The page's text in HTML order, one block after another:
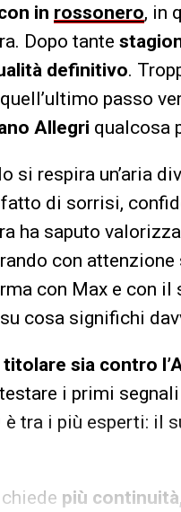
in rossonero, in
Dopo tante
definitivo.
passo
Allegri qualcosa
si respira un’aria
fatto di sorrisi,
ha saputo
con
con Max e con
cosa significhi
titolare sia contro
i primi
è tra i più esperti: il
più